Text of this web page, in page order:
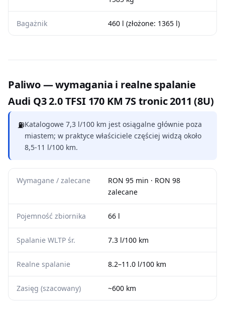
Bagażnik 460 l (złożone: 1365 l)
Paliwo — wymagania i realne spalanie
Audi Q3 2.0 TFSI 170 KM 7S tronic 2011 (8U)
⛽Katalogowe 7,3 l/100 km jest osiągalne głównie poza
miastem; w praktyce właściciele częściej widzą około
8,5-11 l/100 km.
Wymagane / zalecane
RON 95 min · RON 98
zalecane
Pojemność zbiornika 66 l
Spalanie WLTP śr. 7.3 l/100 km
Realne spalanie 8.2–11.0 l/100 km
Zasięg (szacowany) ~600 km